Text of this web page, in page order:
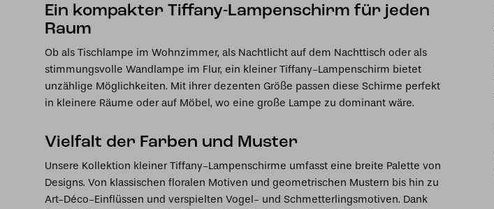
Ein kompakter Tiffany-Lampenschirm für jeden
Raum
Ob als Tischlampe im Wohnzimmer, als Nachtlicht auf dem Nachttisch oder als
stimmungsvolle Wandlampe im Flur, ein kleiner Tiffany-Lampenschirm bietet
unzählige Möglichkeiten. Mit ihrer dezenten Größe passen diese Schirme perfekt
in kleinere Räume oder auf Möbel, wo eine große Lampe zu dominant wäre.
Vielfalt der Farben und Muster
Unsere Kollektion kleiner Tiffany-Lampenschirme umfasst eine breite Palette von
Designs. Von klassischen floralen Motiven und geometrischen Mustern bis hin zu
Art-Déco-Einflüssen und verspielten Vogel- und Schmetterlingsmotiven. Dank